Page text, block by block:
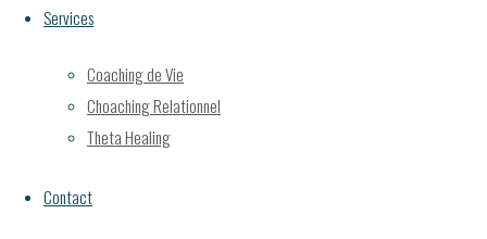
Services
Coaching de Vie
Choaching Relationnel
Theta Healing
Contact
du processus
amoureux : l’intimité